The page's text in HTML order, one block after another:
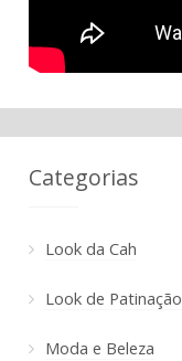
Categorias
Look da Cah
Look de Patinação
Moda e Beleza